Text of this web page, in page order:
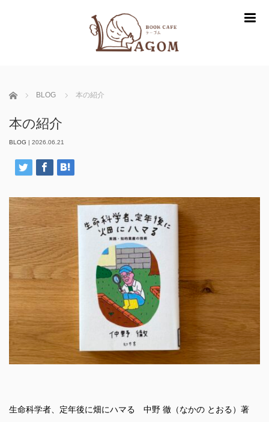
ホーム BLOG 本の紹介
本の紹介
BLOG | 2026.06.21
生命科学者、定年後に畑にハマる 中野 徹（なかの とおる）著